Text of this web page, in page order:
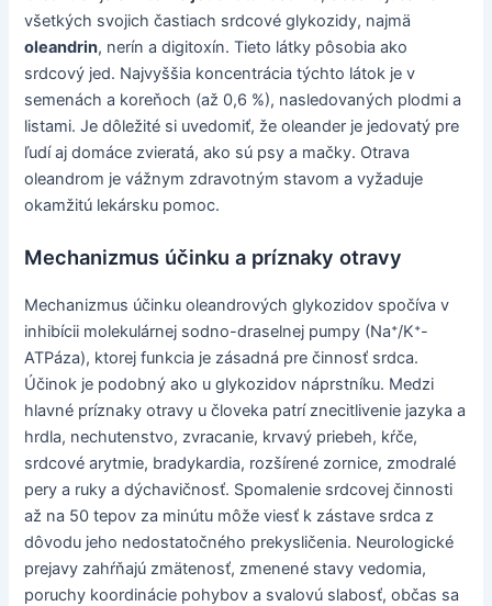
všetkých svojich častiach srdcové glykozidy, najmä
oleandrin, nerín a digitoxín. Tieto látky pôsobia ako
srdcový jed. Najvyššia koncentrácia týchto látok je v
semenách a koreňoch (až 0,6 %), nasledovaných plodmi a
listami. Je dôležité si uvedomiť, že oleander je jedovatý pre
ľudí aj domáce zvieratá, ako sú psy a mačky. Otrava
oleandrom je vážnym zdravotným stavom a vyžaduje
okamžitú lekársku pomoc.
Mechanizmus účinku a príznaky otravy
Mechanizmus účinku oleandrových glykozidov spočíva v
inhibícii molekulárnej sodno-draselnej pumpy (Na⁺/K⁺-
ATPáza), ktorej funkcia je zásadná pre činnosť srdca.
Účinok je podobný ako u glykozidov náprstníku. Medzi
hlavné príznaky otravy u človeka patrí znecitlivenie jazyka a
hrdla, nechutenstvo, zvracanie, krvavý priebeh, kŕče,
srdcové arytmie, bradykardia, rozšírené zornice, zmodralé
pery a ruky a dýchavičnosť. Spomalenie srdcovej činnosti
až na 50 tepov za minútu môže viesť k zástave srdca z
dôvodu jeho nedostatočného prekysličenia. Neurologické
prejavy zahŕňajú zmätenosť, zmenené stavy vedomia,
poruchy koordinácie pohybov a svalovú slabosť, občas sa